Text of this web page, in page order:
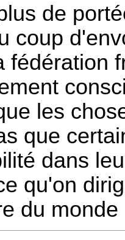
de
coup
fédération
les
que
dans
qu'on
du monde